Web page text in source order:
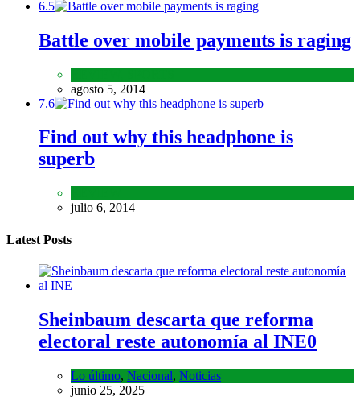
6.5
Battle over mobile payments is raging
agosto 5, 2014
7.6
Find out why this headphone is
superb
julio 6, 2014
Latest Posts
Sheinbaum descarta que reforma
electoral reste autonomía al INE0
Lo último, Nacional, Noticias
junio 25, 2025